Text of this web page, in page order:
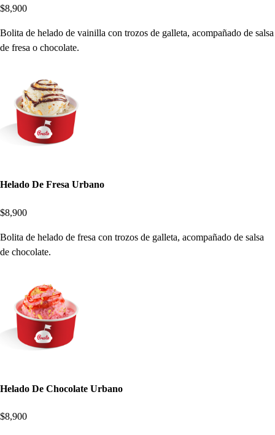
$8,900
Bolita de helado de vainilla con trozos de galleta, acompañado de salsa
de fresa o chocolate.
Helado De Fresa Urbano
$8,900
Bolita de helado de fresa con trozos de galleta, acompañado de salsa
de chocolate.
Helado De Chocolate Urbano
$8,900